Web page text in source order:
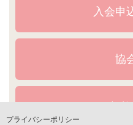
入会申
協
プライバシーポリシー